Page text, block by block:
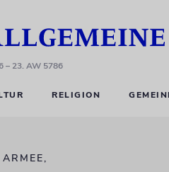
– 23. AW 5786
RELIGION